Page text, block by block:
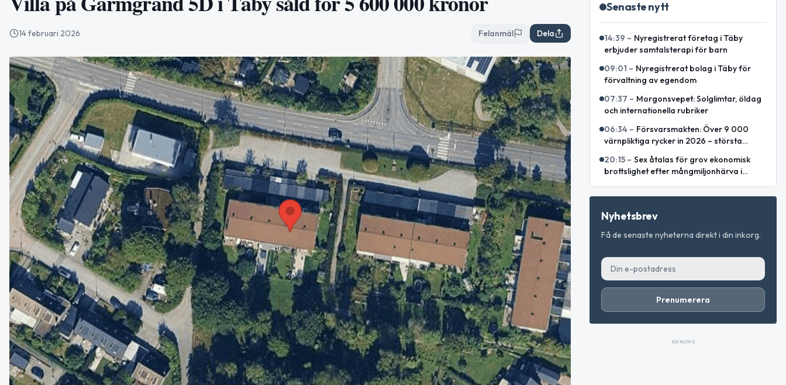
14 februari 2026 Felanmäl Dela
Senaste nytt
14:39 – Nyregistrerat företag i Täby
erbjuder samtalsterapi för barn
09:01 – Nyregistrerat bolag i Täby för
förvaltning av egendom
07:37 – Morgonsvepet: Solglimtar, öldag
och internationella rubriker
06:34 – Försvarsmakten: Över 9 000
värnpliktiga rycker in 2026 – största
20:15 – Sex åtalas för grov ekonomisk
brottslighet efter mångmiljonhärva i
Nyhetsbrev
Få de senaste nyheterna direkt i din inkorg.
Prenumerera
ANNONS